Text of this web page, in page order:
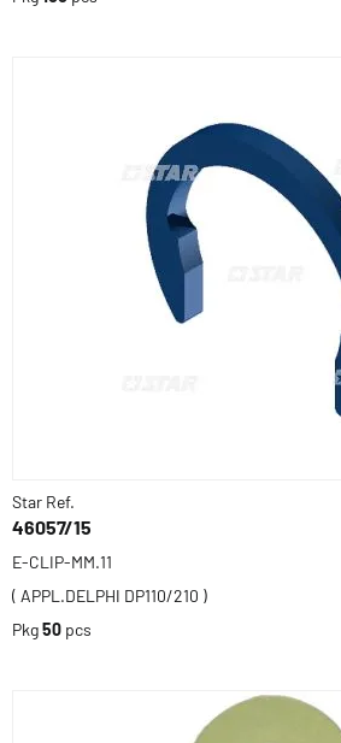
Star Ref.
46057/15
E-CLIP-MM.11
( APPL.DELPHI DP110/210 )
Pkg50 pcs